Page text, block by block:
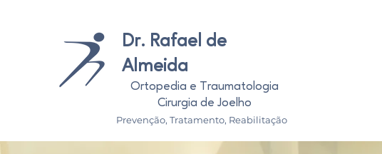
Dr. Rafael de
Almeida
Ortopedia e Traumatologia
Cirurgia de Joelho
Prevenção, Tratamento, Reabilitação